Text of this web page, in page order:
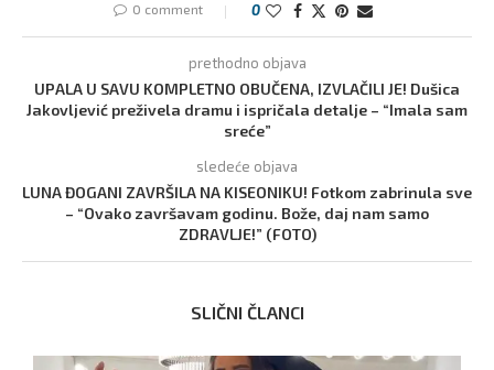
0 comment 0
prethodno objava
UPALA U SAVU KOMPLETNO OBUČENA, IZVLAČILI JE! Dušica
Jakovljević preživela dramu i ispričala detalje – “Imala sam
sreće”
sledeće objava
LUNA ĐOGANI ZAVRŠILA NA KISEONIKU! Fotkom zabrinula sve
– “Ovako završavam godinu. Bože, daj nam samo
ZDRAVLJE!” (FOTO)
SLIČNI ČLANCI